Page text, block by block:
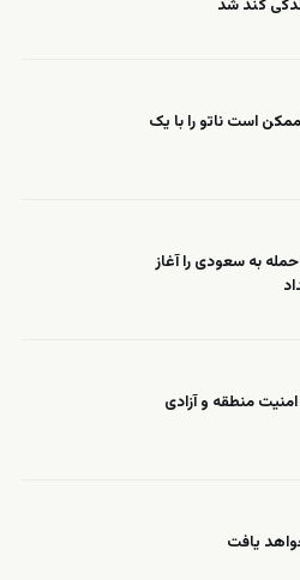
کند شد
است ناتو را با یک
به سعودی را آغاز
منطقه و آزادی
یافت